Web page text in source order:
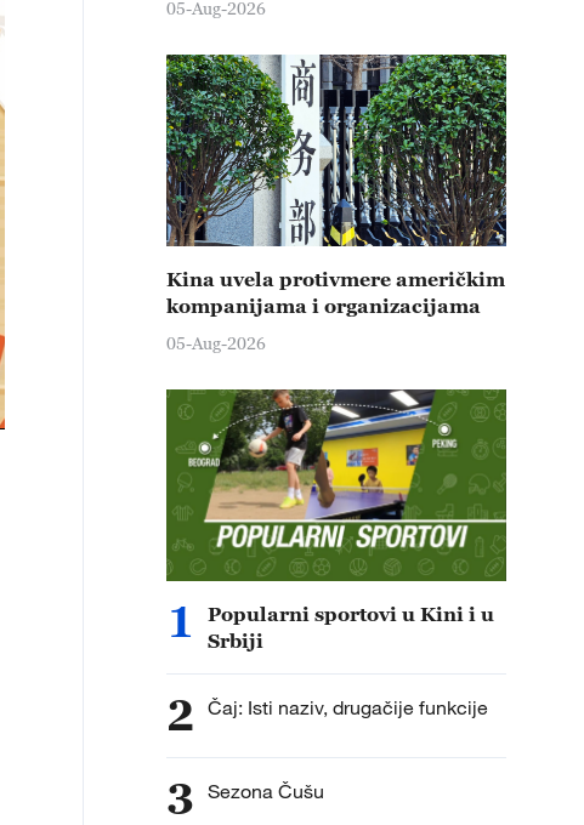
05-Aug-2026
Kina uvela protivmere američkim
kompanijama i organizacijama
05-Aug-2026
1
Popularni sportovi u Kini i u
Srbiji
2 Čaj: Isti naziv, drugačije funkcije
3 Sezona Čušu